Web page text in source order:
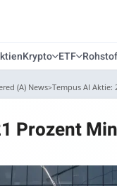
Krypto ETF
(A) News Tempus AI Aktie:
Prozent